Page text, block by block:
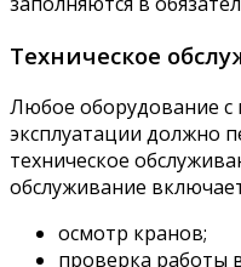
Техническое
Любое оборудование с
эксплуатации должно
техническое
обслуживание
осмотр кранов;
проверка работы